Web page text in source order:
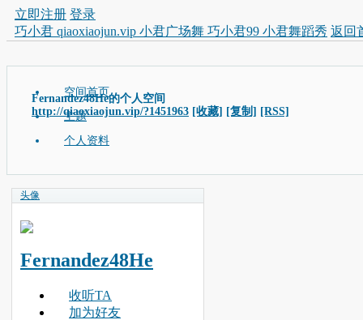
立即注册 登录
巧小君 qiaoxiaojun.vip 小君广场舞 巧小君99 小君舞蹈秀 返回
Fernandez48He的个人空间
http://qiaoxiaojun.vip/?1451963 [收藏] [复制] [RSS]
空间首页
主题
个人资料
头像
Fernandez48He
收听TA
加为好友